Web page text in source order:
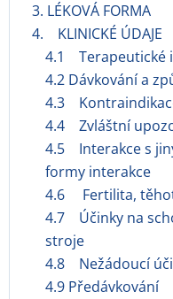
3. LÉKOVÁ FORMA
4. KLINICKÉ ÚDAJE
4.1 Terapeutické
4.2 Dávkování a
4.3
4.4 Zvláštní
4.5 Interakce s
formy interakce
4.6 Fertilita,
4.7 Účinky na
stroje
4.8 Nežádoucí
4.9 Předávkování